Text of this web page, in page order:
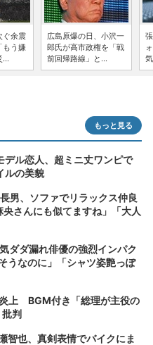
ぐ余震
もう嫌
広島原爆の日、小沢一
郎氏が高市政権を「戦
前回帰路線」と...
もっと見る
デル恋人、超ミニ丈ワンピで
ルの美貌
男、ソファでリラックス仲良
さんにも似てますね」「大人
ダダ漏れ俳優の強烈インパク
うなのに」「シャツ姿艶っぽ
上 BGM付き「総理が主役の
判
智也、真剣表情でバイクにま